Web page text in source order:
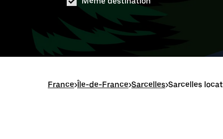
France>Île-de-France>Sarcelles>Sarcelles